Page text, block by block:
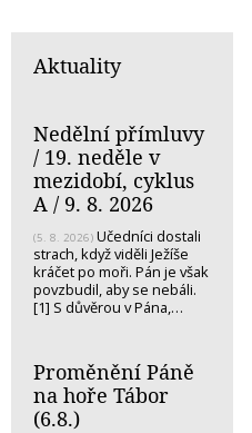
Aktuality
Nedělní přímluvy
/ 19. neděle v
mezidobí, cyklus
A / 9. 8. 2026
(5. 8. 2026) Učedníci dostali
strach, když viděli Ježíše
kráčet po moři. Pán je však
povzbudil, aby se nebáli.
[1] S důvěrou v Pána,…
Proměnění Páně
na hoře Tábor
(6.8.)